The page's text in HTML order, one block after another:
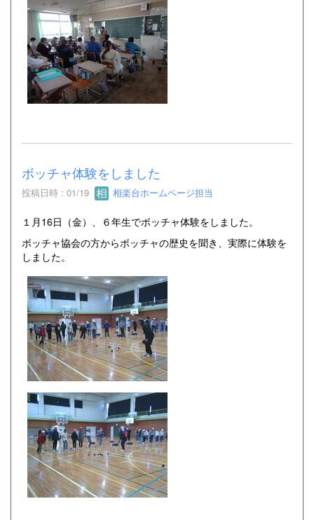
ボッチャ体験をしました
投稿日時 : 01/19 相楽台ホームページ担当
１月16日（金）、６年生でボッチャ体験をしました。
ボッチャ協会の方からボッチャの歴史を聞き、実際に体験を
しました。